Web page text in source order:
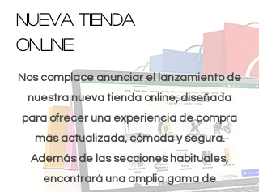
Nueva Tienda
OnLine
Nos complace anunciar el lanzamiento de
nuestra nueva tienda online, diseñada
para ofrecer una experiencia de compra
más actualizada, cómoda y segura.
Además de las secciones habituales,
encontrará una amplia gama de